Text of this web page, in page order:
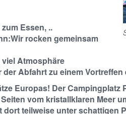
Essen, ..
rocken gemeinsam
Atmosphäre
Abfahrt zu einem
Europas! Der Campingplatz
vom kristallklaren Meer
teilweise unter schattigen